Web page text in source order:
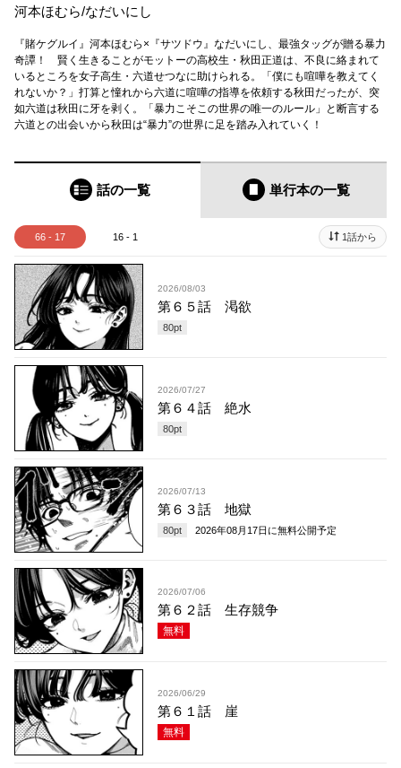
河本ほむら/なだいにし
『賭ケグルイ』河本ほむら×『サツドウ』なだいにし、最強タッグが贈る暴力
奇譚！ 賢く生きることがモットーの高校生・秋田正道は、不良に絡まれて
いるところを女子高生・六道せつなに助けられる。「僕にも喧嘩を教えてく
れないか？」打算と憧れから六道に喧嘩の指導を依頼する秋田だったが、突
如六道は秋田に牙を剥く。「暴力こそこの世界の唯一のルール」と断言する
六道との出会いから秋田は“暴力”の世界に足を踏み入れていく！
話の一覧 単行本の一覧
66 - 17 16 - 1 1話から
2026/08/03
第６５話 渇欲
80pt
2026/07/27
第６４話 絶水
80pt
2026/07/13
第６３話 地獄
80pt 2026年08月17日 に無料公開予定
2026/07/06
第６２話 生存競争
無料
2026/06/29
第６１話 崖
無料